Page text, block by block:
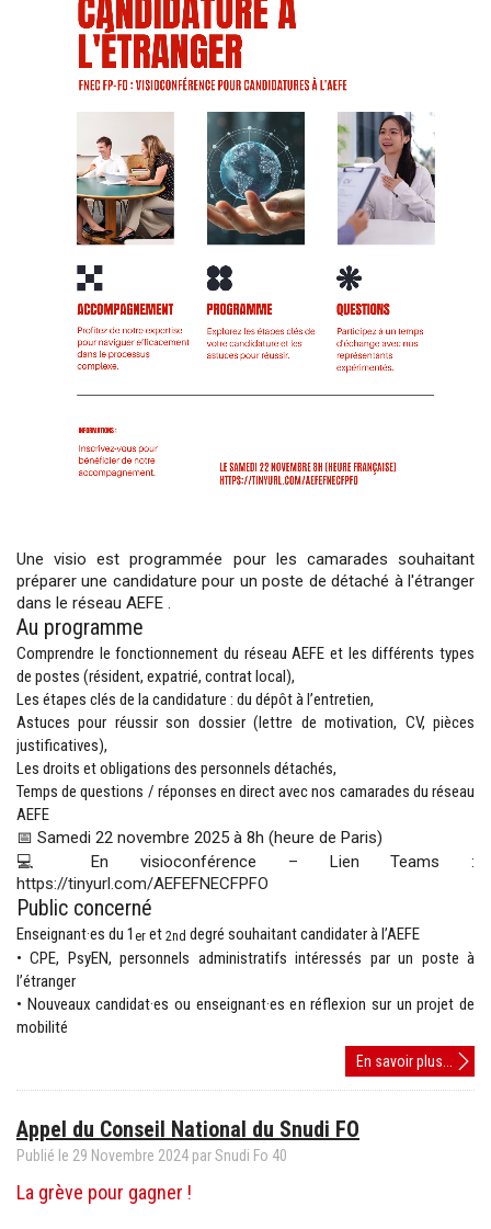
Une visio est programmée pour les camarades souhaitant
préparer une candidature pour un poste de détaché à l'étranger
dans le réseau AEFE .
Au programme
Comprendre le fonctionnement du réseau AEFE et les différents types
de postes (résident, expatrié, contrat local),
Les étapes clés de la candidature : du dépôt à l’entretien,
Astuces pour réussir son dossier (lettre de motivation, CV, pièces
justificatives),
Les droits et obligations des personnels détachés,
Temps de questions / réponses en direct avec nos camarades du réseau
AEFE
📅 Samedi 22 novembre 2025 à 8h (heure de Paris)
💻 En visioconférence – Lien Teams :
https://tinyurl.com/AEFEFNECFPFO
Public concerné
Enseignant·es du 1 er et 2nd degré souhaitant candidater à l’AEFE
• CPE, PsyEN, personnels administratifs intéressés par un poste à
l’étranger
• Nouveaux candidat·es ou enseignant·es en réflexion sur un projet de
mobilité
En savoir plus...
une
Appel du Conseil National du Snudi FO
Publié le 29 Novembre 2024 par Snudi Fo 40
La grève pour gagner !